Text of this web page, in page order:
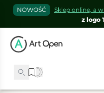
NOWOŚĆ Sklep online, a
z logo